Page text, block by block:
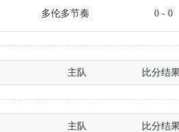
多伦多节奏 0 - 0
主队 比分结
主队 比分结